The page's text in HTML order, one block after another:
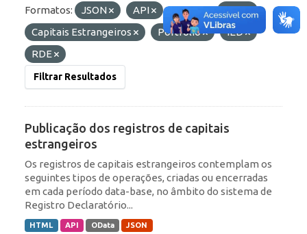
Formatos: JSON API Etiquetas:
ROF
Capitais Estrangeiros
Portfólio
IED
RDE
Filtrar Resultados
Publicação dos registros de capitais
estrangeiros
Os registros de capitais estrangeiros contemplam os
seguintes tipos de operações, criadas ou encerradas
em cada período data-base, no âmbito do sistema de
Registro Declaratório...
HTML API OData JSON